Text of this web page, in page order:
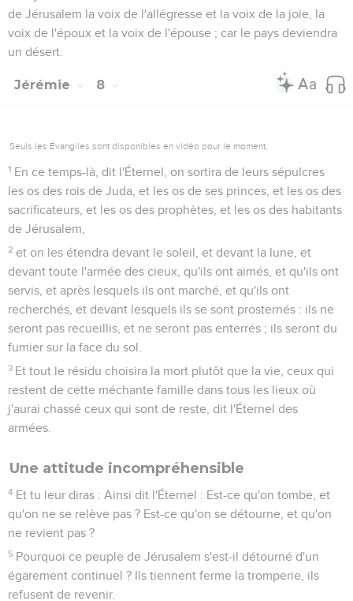
de Jérusalem la voix de l'allégresse et la voix de la joie, la
voix de l'époux et la voix de l'épouse ; car le pays deviendra
un désert.
Jérémie 8
Seuls les Évangiles sont disponibles en vidéo pour le moment.
1 En ce temps-là, dit l'Éternel, on sortira de leurs sépulcres
les os des rois de Juda, et les os de ses princes, et les os des
sacrificateurs, et les os des prophètes, et les os des habitants
de Jérusalem,
2 et on les étendra devant le soleil, et devant la lune, et
devant toute l'armée des cieux, qu'ils ont aimés, et qu'ils ont
servis, et après lesquels ils ont marché, et qu'ils ont
recherchés, et devant lesquels ils se sont prosternés : ils ne
seront pas recueillis, et ne seront pas enterrés ; ils seront du
fumier sur la face du sol.
3 Et tout le résidu choisira la mort plutôt que la vie, ceux qui
restent de cette méchante famille dans tous les lieux où
j'aurai chassé ceux qui sont de reste, dit l'Éternel des
armées.
Une attitude incompréhensible
4 Et tu leur diras : Ainsi dit l'Éternel : Est-ce qu'on tombe, et
qu'on ne se relève pas ? Est-ce qu'on se détourne, et qu'on
ne revient pas ?
5 Pourquoi ce peuple de Jérusalem s'est-il détourné d'un
égarement continuel ? Ils tiennent ferme la tromperie, ils
refusent de revenir.